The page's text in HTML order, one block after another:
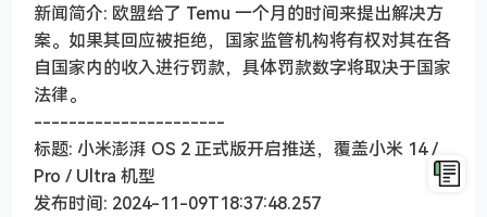
新闻简介: 欧盟给了 Temu 一个月的时间来提出解决方
案。如果其回应被拒绝，国家监管机构将有权对其在各
自国家内的收入进行罚款，具体罚款数字将取决于国家
法律。
----------------------
标题: 小米澎湃 OS 2 正式版开启推送，覆盖小米 14 /
Pro / Ultra 机型
发布时间: 2024-11-09T18:37:48.257